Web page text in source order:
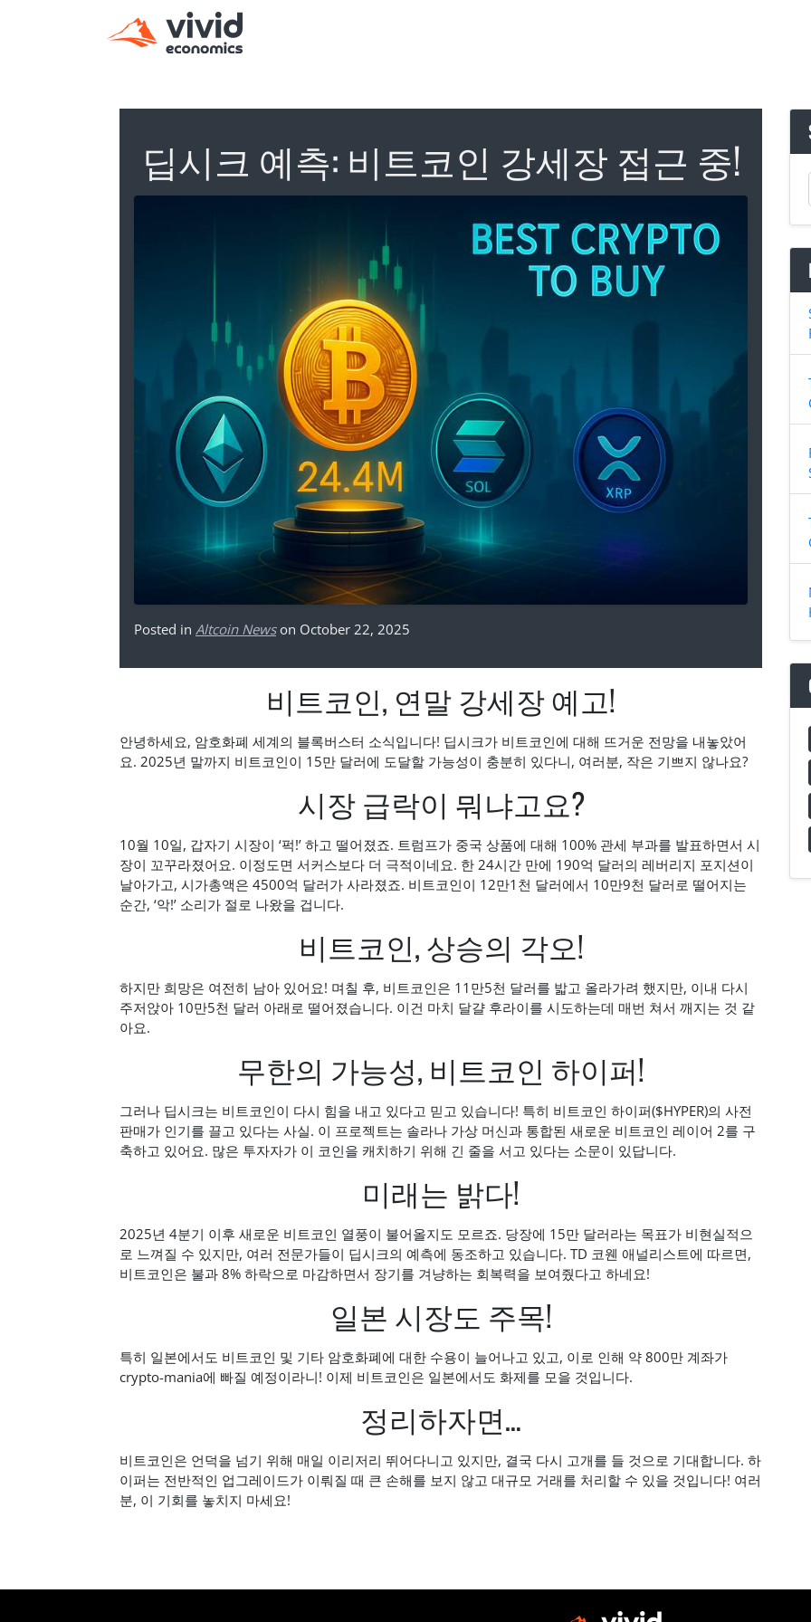
딥시크 예측: 비트코인 강세장 접근 중!
Posted in Altcoin Newson October 22, 2025
비트코인, 연말 강세장 예고!
안녕하세요, 암호화폐 세계의 블록버스터 소식입니다! 딥시크가 비트코인에 대해 뜨거운 전망을 내놓았어
요. 2025년 말까지 비트코인이 15만 달러에 도달할 가능성이 충분히 있다니, 여러분, 작은 기쁘지 않나요?
시장 급락이 뭐냐고요?
10월 10일, 갑자기 시장이 ‘퍽!’ 하고 떨어졌죠. 트럼프가 중국 상품에 대해 100% 관세 부과를 발표하면서 시
장이 꼬꾸라졌어요. 이정도면 서커스보다 더 극적이네요. 한 24시간 만에 190억 달러의 레버리지 포지션이
날아가고, 시가총액은 4500억 달러가 사라졌죠. 비트코인이 12만1천 달러에서 10만9천 달러로 떨어지는
순간, ‘악!’ 소리가 절로 나왔을 겁니다.
비트코인, 상승의 각오!
하지만 희망은 여전히 남아 있어요! 며칠 후, 비트코인은 11만5천 달러를 밟고 올라가려 했지만, 이내 다시
주저앉아 10만5천 달러 아래로 떨어졌습니다. 이건 마치 달걀 후라이를 시도하는데 매번 쳐서 깨지는 것 같
아요.
무한의 가능성, 비트코인 하이퍼!
그러나 딥시크는 비트코인이 다시 힘을 내고 있다고 믿고 있습니다! 특히 비트코인 하이퍼($HYPER)의 사전
판매가 인기를 끌고 있다는 사실. 이 프로젝트는 솔라나 가상 머신과 통합된 새로운 비트코인 레이어 2를 구
축하고 있어요. 많은 투자자가 이 코인을 캐치하기 위해 긴 줄을 서고 있다는 소문이 있답니다.
미래는 밝다!
2025년 4분기 이후 새로운 비트코인 열풍이 불어올지도 모르죠. 당장에 15만 달러라는 목표가 비현실적으
로 느껴질 수 있지만, 여러 전문가들이 딥시크의 예측에 동조하고 있습니다. TD 코웬 애널리스트에 따르면,
비트코인은 불과 8% 하락으로 마감하면서 장기를 겨냥하는 회복력을 보여줬다고 하네요!
일본 시장도 주목!
특히 일본에서도 비트코인 및 기타 암호화폐에 대한 수용이 늘어나고 있고, 이로 인해 약 800만 계좌가
crypto-mania에 빠질 예정이라니! 이제 비트코인은 일본에서도 화제를 모을 것입니다.
정리하자면…
비트코인은 언덕을 넘기 위해 매일 이리저리 뛰어다니고 있지만, 결국 다시 고개를 들 것으로 기대합니다. 하
이퍼는 전반적인 업그레이드가 이뤄질 때 큰 손해를 보지 않고 대규모 거래를 처리할 수 있을 것입니다! 여러
분, 이 기회를 놓치지 마세요!